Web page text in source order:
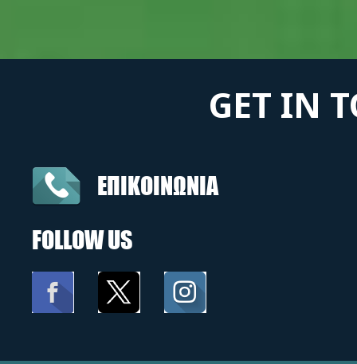
GET IN
ΕΠΙΚΟΙΝΩΝΙΑ
FOLLOW US